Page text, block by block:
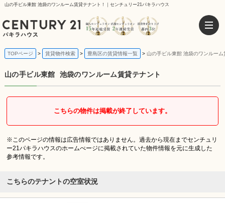
山の手ビル東館 池袋のワンルーム賃貸テナント！｜センチュリー21パキラハウス
TOPページ 賃貸物件検索 豊島区の賃貸情報一覧 山の手ビル東館 池袋のワンルーム
山の手ビル東館 池袋のワンルーム賃貸テナント
こちらの物件は掲載が終了しています。
※このページの情報は広告情報ではありません。過去から現在までセンチュリ
ー21パキラハウスのホームぺージに掲載されていた物件情報を元に生成した
参考情報です。
こちらのテナントの空室状況